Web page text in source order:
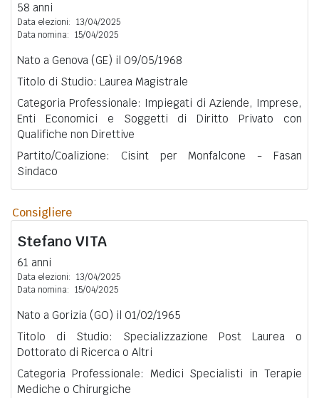
58 anni
Data elezioni: 13/04/2025
Data nomina: 15/04/2025
Nato a Genova (GE) il 09/05/1968
Titolo di Studio: Laurea Magistrale
Categoria Professionale: Impiegati di Aziende, Imprese,
Enti Economici e Soggetti di Diritto Privato con
Qualifiche non Direttive
Partito/Coalizione: Cisint per Monfalcone - Fasan
Sindaco
Consigliere
Stefano VITA
61 anni
Data elezioni: 13/04/2025
Data nomina: 15/04/2025
Nato a Gorizia (GO) il 01/02/1965
Titolo di Studio: Specializzazione Post Laurea o
Dottorato di Ricerca o Altri
Categoria Professionale: Medici Specialisti in Terapie
Mediche o Chirurgiche